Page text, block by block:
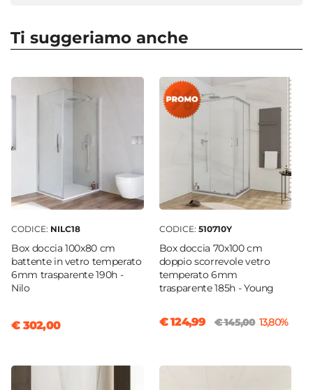
Installazione
Leva monocomando
Larghezza Pannello
45 cm
Profondità Pannello
7 cm
15 cm
Acciaio INOX
Ti suggeriamo anche
CODICE: NILC18
Box doccia 100x80 cm
battente in vetro temperato
6mm trasparente 190h -
Nilo
€ 302,00
CODICE: 510710Y
Box doccia 70x100 cm
doppio scorrevole vetro
temperato 6mm
trasparente 185h - Young
€ 124,99 € 145,00 13,80%